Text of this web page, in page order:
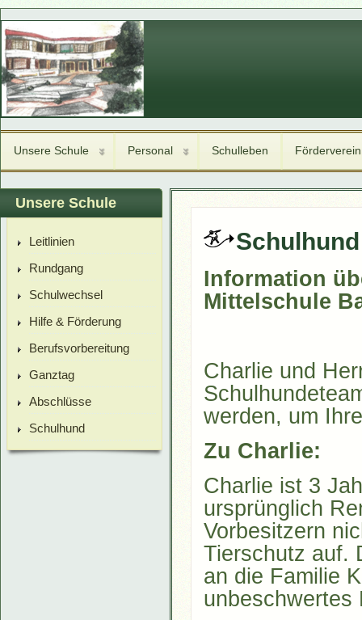
Unsere Schule Personal Schulleben Förderverein
Unsere Schule
Leitlinien
Rundgang
Schulwechsel
Hilfe & Förderung
Berufsvorbereitung
Ganztag
Abschlüsse
Schulhund
Information
Mittelschule
Charlie und
werden, um
Zu Charlie:
Charlie ist 3
ursprünglich
Vorbesitzern
Tierschutz auf.
an die Familie
unbeschwertes